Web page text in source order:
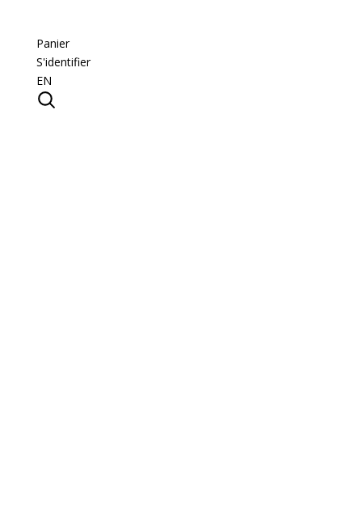
Panier
S'identifier
EN